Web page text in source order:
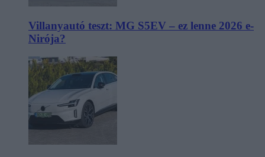
Villanyautó teszt: MG S5EV – ez lenne 2026 e-
Nirója?